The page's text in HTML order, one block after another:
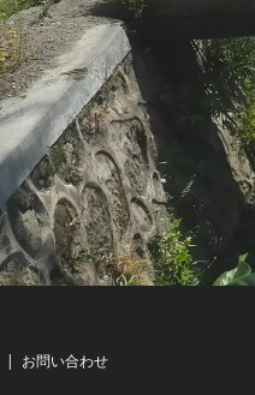
お問い合わせ